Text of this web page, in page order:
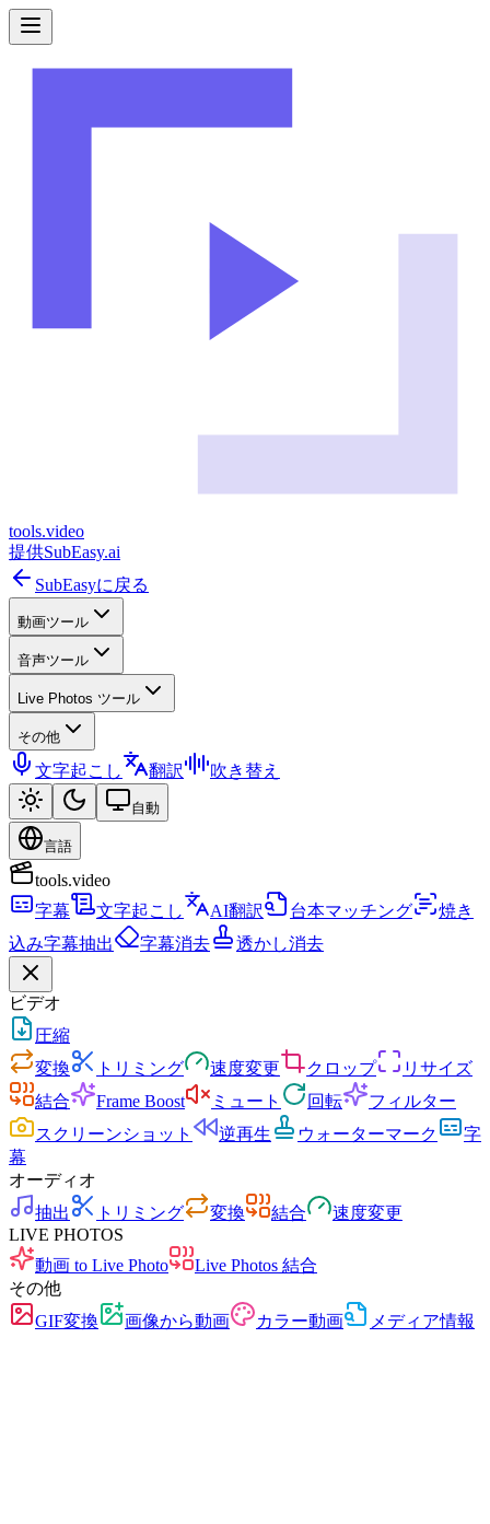
tools.video
提供SubEasy.ai
SubEasyに戻る
動画ツール
音声ツール
Live Photos ツール
その他
文字起こし 翻訳 吹き替え
自動
言語
tools.video
字幕
文字起こし AI翻訳 台本マッチング
焼き
込み字幕抽出
字幕消去 透かし消去
ビデオ
圧縮
変換
トリミング 速度変更 クロップ
リサイズ
結合
Frame Boost ミュート 回転
フィルター
スクリーンショット
逆再生 ウォーターマーク
字
幕
オーディオ
抽出
トリミング 変換 結合
速度変更
LIVE PHOTOS
動画 to Live Photo
Live Photos 結合
その他
GIF変換
画像から動画 カラー動画 メディア情報